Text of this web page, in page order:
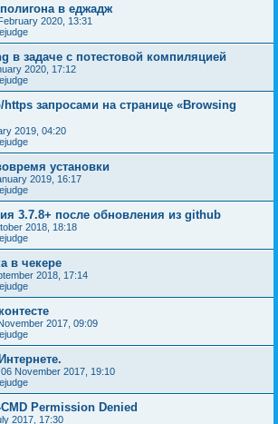
в еджадж
2020, 13:31
в задаче с потестовой компиляцией
2020, 17:12
запросами на странице «Browsing
2019, 04:20
установки
2019, 16:17
3.7.8+ после обновления из github
2018, 18:18
в чекере
2018, 17:14
2017, 09:09
06 November 2017, 19:10
Permission Denied
2017, 17:30